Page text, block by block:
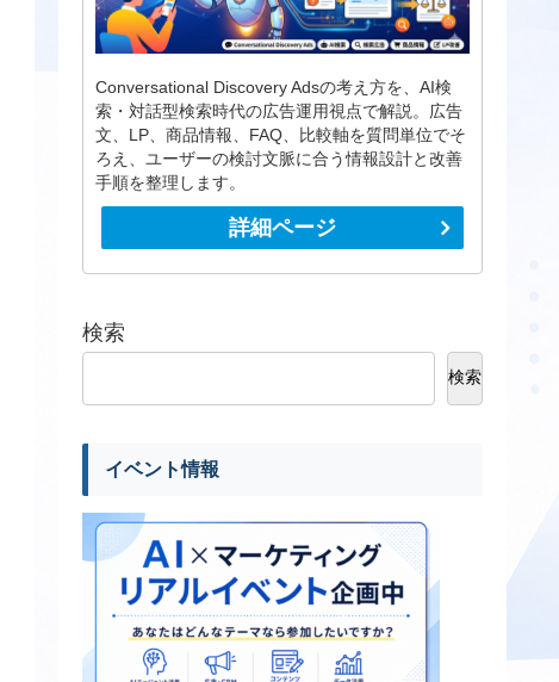
Conversational Discovery Adsの考え方を、AI検
索・対話型検索時代の広告運用視点で解説。広告
文、LP、商品情報、FAQ、比較軸を質問単位でそ
ろえ、ユーザーの検討文脈に合う情報設計と改善
手順を整理します。
詳細ページ
検索
検索
イベント情報